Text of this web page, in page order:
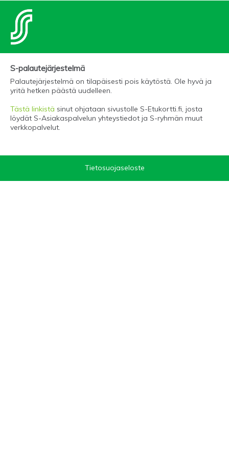
S-palautejärjestelmä
Palautejärjestelmä on tilapäisesti pois käytöstä. Ole hyvä ja
yritä hetken päästä uudelleen.
Tästä linkistä sinut ohjataan sivustolle S-Etukortti.fi, josta
löydät S-Asiakaspalvelun yhteystiedot ja S-ryhmän muut
verkkopalvelut.
Tietosuojaseloste